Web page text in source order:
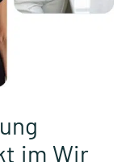
im Wir